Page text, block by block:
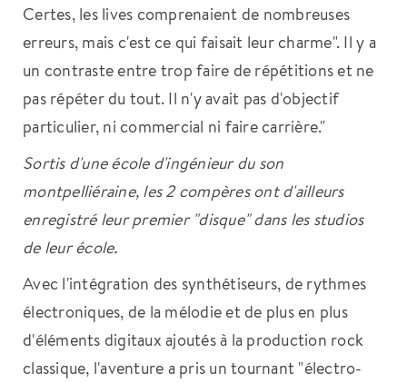
Certes, les lives comprenaient de nombreuses
erreurs, mais c'est ce qui faisait leur charme". Il y a
un contraste entre trop faire de répétitions et ne
pas répéter du tout. Il n'y avait pas d'objectif
particulier, ni commercial ni faire carrière."
Sortis d'une école d'ingénieur du son
montpelliéraine, les 2 compères ont d'ailleurs
enregistré leur premier "disque" dans les studios
de leur école.
Avec l'intégration des synthétiseurs, de rythmes
électroniques, de la mélodie et de plus en plus
d'éléments digitaux ajoutés à la production rock
classique, l'aventure a pris un tournant "électro-